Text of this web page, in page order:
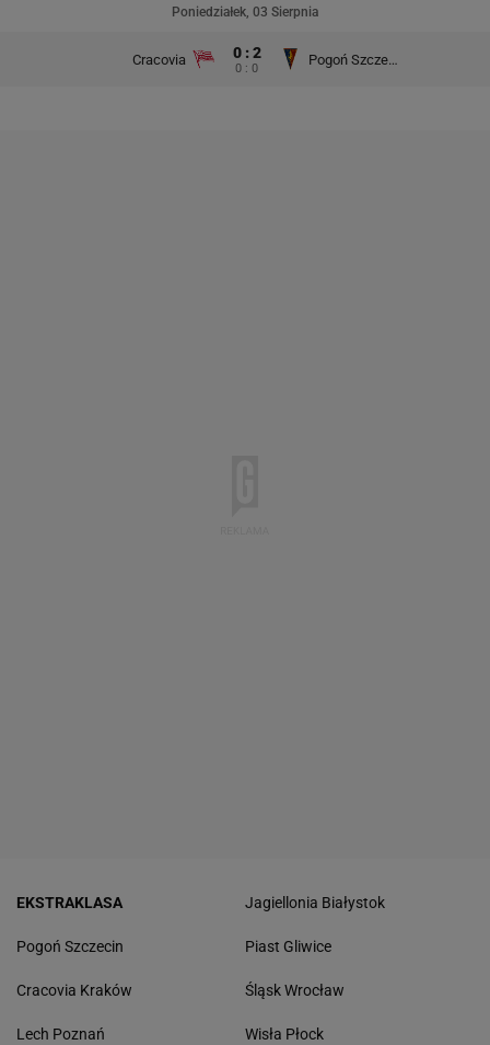
Poniedziałek, 03 Sierpnia
Cracovia 0 : 2
0 : 0
Pogoń Szczecin
EKSTRAKLASA
Pogoń Szczecin
Cracovia Kraków
Lech Poznań
Jagiellonia Białystok
Piast Gliwice
Śląsk Wrocław
Wisła Płock